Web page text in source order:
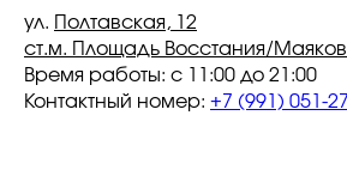
ул. Полтавская, 12
ст.м. Площадь Восстания/
Время работы: с 11:00 до 21:00
Контактный номер: +7 (991) 051-